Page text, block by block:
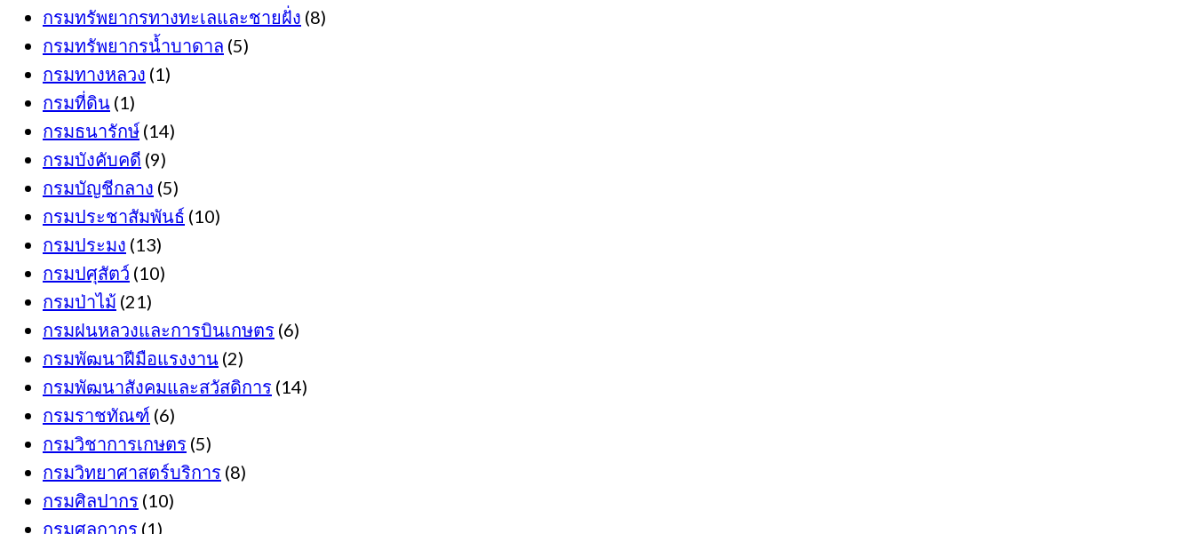
กรมทรัพยากรทางทะเลและชายฝั่ง (8)
กรมทรัพยากรน้ำบาดาล (5)
กรมทางหลวง (1)
กรมที่ดิน (1)
กรมธนารักษ์ (14)
กรมบังคับคดี (9)
กรมบัญชีกลาง (5)
กรมประชาสัมพันธ์ (10)
กรมประมง (13)
กรมปศุสัตว์ (10)
กรมป่าไม้ (21)
กรมฝนหลวงและการบินเกษตร (6)
กรมพัฒนาฝีมือแรงงาน (2)
กรมพัฒนาสังคมและสวัสดิการ (14)
กรมราชทัณฑ์ (6)
กรมวิชาการเกษตร (5)
กรมวิทยาศาสตร์บริการ (8)
กรมศิลปากร (10)
กรมศุลกากร (1)